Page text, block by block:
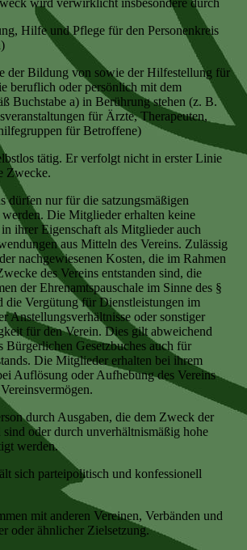
wird verwirklicht insbesondere durch
Hilfe und Pflege für den Personenkreis
der Bildung von sowie der Hilfestellung für
beruflich oder persönlich mit dem
Buchstabe a) in Berührung stehen (z. B.
für Ärzte, Therapeuten,
für Betroffene)
tätig. Er verfolgt nicht in erster Linie
Zwecke.
dürfen nur für die satzungsmäßigen
Die Mitglieder erhalten keine
ihrer Eigenschaft als Mitglieder auch
aus Mitteln des Vereins. Zulässig
nachgewiesenen Kosten, die im Rahmen
des Vereins entstanden sind, die
der Ehrenamtspauschale im Sinne des §
die Vergütung für Dienstleistungen im
Anstellungsverhältnisse oder sonstiger
für den Verein. Dies gilt abweichend
Bürgerlichen Gesetzbuches auch für
Die Mitglieder erhalten bei ihrem
Auflösung oder Aufhebung des Vereins
durch Ausgaben, die dem Zweck der
oder durch unverhältnismäßig hohe
werden.
sich parteipolitisch und konfessionell
mit anderen Vereinen, Verbänden und
oder ähnlicher Zielsetzung.